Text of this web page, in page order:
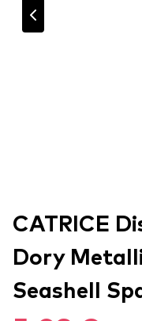
CATRICE
Dory
Seashell